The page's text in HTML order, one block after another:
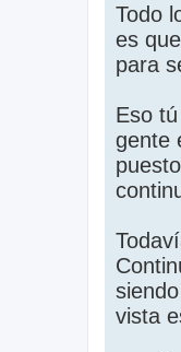
Todo
es
para
Eso
gente
vista